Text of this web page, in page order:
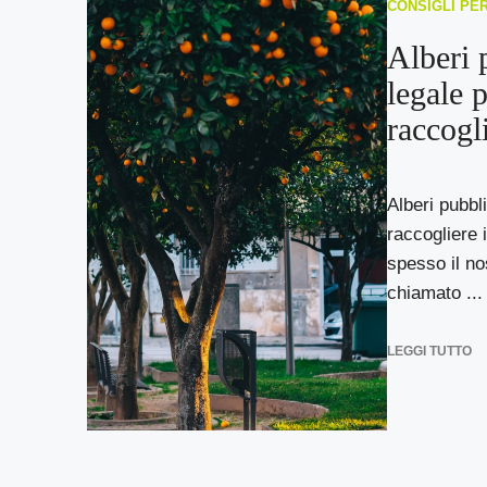
CONSIGLI
Alberi
legale
Alberi
raccogliere
spesso il
chiamato ...
LEGGI TUTTO